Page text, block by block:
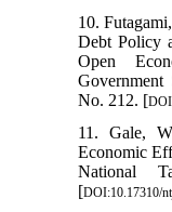
10.
Debt Policy
Open
No. 212. [
11. Gale,
Economic
National
[DOI:10.17310/